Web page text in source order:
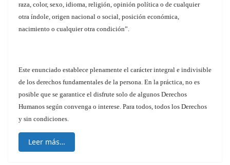
raza, color, sexo, idioma, religión, opinión política o de cualquier
otra índole, origen nacional o social, posición económica,
nacimiento o cualquier otra condición”.
Este enunciado establece plenamente el carácter integral e indivisible
de los derechos fundamentales de la persona. En la práctica, no es
posible que se garantice el disfrute solo de algunos Derechos
Humanos según convenga o interese. Para todos, todos los Derechos
y sin condiciones.
Leer más…